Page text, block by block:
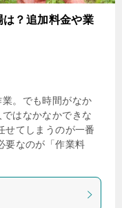
？追加料金や業
。でも時間がなか
はなかなかできな
せてしまうのが一番
要なのが「作業料